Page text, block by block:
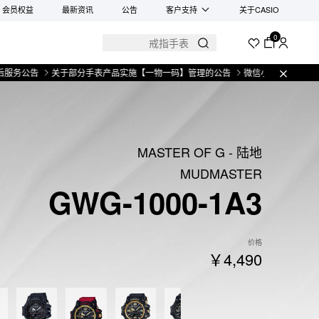
会员权益 最新资讯 公告 客户支持 关于CASIO
0
关于部分手表产品实施【一物一码】管理的公告 微信小程序上线售后服务公告
MASTER OF G - 陆地
MUDMASTER
GWG-1000-1A3
价格
￥4,490